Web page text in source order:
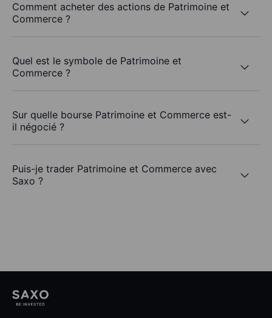
Comment acheter des actions de Patrimoine et
Commerce ?
Quel est le symbole de Patrimoine et
Commerce ?
Sur quelle bourse Patrimoine et Commerce est-
il négocié ?
Puis-je trader Patrimoine et Commerce avec
Saxo ?